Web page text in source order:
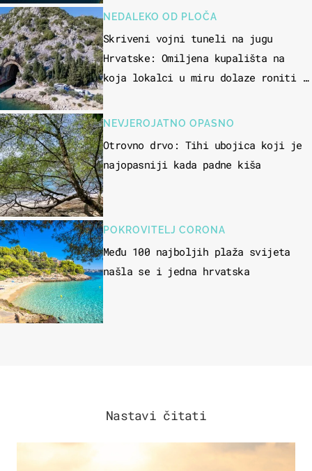
NEDALEKO OD PLOČA
Skriveni vojni tuneli na jugu
Hrvatske: Omiljena kupališta na
koja lokalci u miru dolaze roniti i
NEVJEROJATNO OPASNO
Otrovno drvo: Tihi ubojica koji je
najopasniji kada padne kiša
POKROVITELJ CORONA
Među 100 najboljih plaža svijeta
našla se i jedna hrvatska
Nastavi čitati